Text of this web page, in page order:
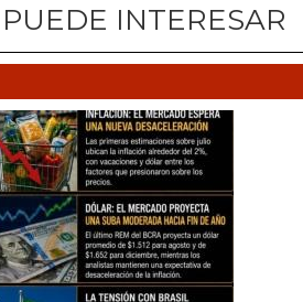
INTERESAR